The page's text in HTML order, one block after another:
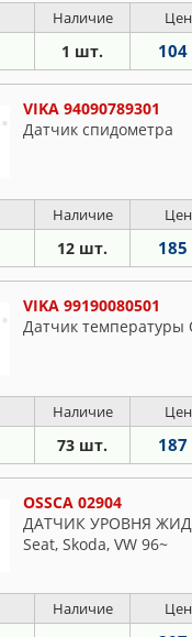
Наличие
1 шт. 104
VIKA 94090789301
Датчик спидометра
Наличие
12 шт. 185
VIKA 99190080501
Датчик
Наличие
73 шт. 187
OSSCA 02904
ДАТЧИК УРОВНЯ
Seat, Skoda, VW 96~
Наличие